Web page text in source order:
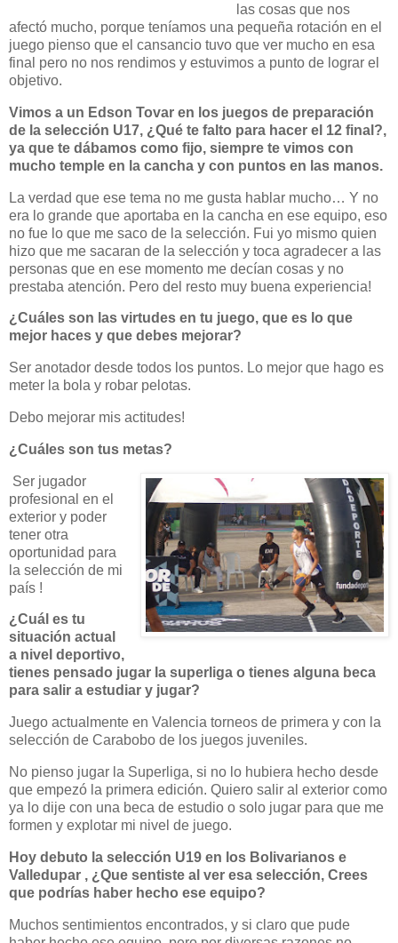
las cosas que nos
afectó mucho, porque teníamos una pequeña rotación en el
juego pienso que el cansancio tuvo que ver mucho en esa
final pero no nos rendimos y estuvimos a punto de lograr el
objetivo.
Vimos a un Edson Tovar en los juegos de preparación
de la selección U17, ¿Qué te falto para hacer el 12 final?,
ya que te dábamos como fijo, siempre te vimos con
mucho temple en la cancha y con puntos en las manos.
La verdad que ese tema no me gusta hablar mucho… Y no
era lo grande que aportaba en la cancha en ese equipo, eso
no fue lo que me saco de la selección. Fui yo mismo quien
hizo que me sacaran de la selección y toca agradecer a las
personas que en ese momento me decían cosas y no
prestaba atención. Pero del resto muy buena experiencia!
¿Cuáles son las virtudes en tu juego, que es lo que
mejor haces y que debes mejorar?
Ser anotador desde todos los puntos. Lo mejor que hago es
meter la bola y robar pelotas.
Debo mejorar mis actitudes!
¿Cuáles son tus metas?
Ser jugador
profesional en el
exterior y poder
tener otra
oportunidad para
la selección de mi
país !
¿Cuál es tu
situación actual
a nivel deportivo,
tienes pensado jugar la superliga o tienes alguna beca
para salir a estudiar y jugar?
Juego actualmente en Valencia torneos de primera y con la
selección de Carabobo de los juegos juveniles.
No pienso jugar la Superliga, si no lo hubiera hecho desde
que empezó la primera edición. Quiero salir al exterior como
ya lo dije con una beca de estudio o solo jugar para que me
formen y explotar mi nivel de juego.
Hoy debuto la selección U19 en los Bolivarianos e
Valledupar , ¿Que sentiste al ver esa selección, Crees
que podrías haber hecho ese equipo?
Muchos sentimientos encontrados, y si claro que pude